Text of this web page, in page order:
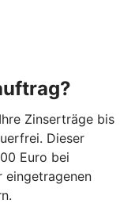
Zinserträge bis
Dieser
Euro bei
eingetragenen